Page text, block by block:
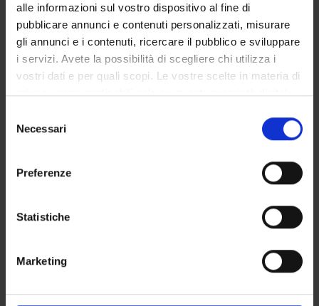
alle informazioni sul vostro dispositivo al fine di
pubblicare annunci e contenuti personalizzati, misurare
gli annunci e i contenuti, ricercare il pubblico e sviluppare
i servizi. Avete la possibilità di scegliere chi utilizza i
vostri dati e per quali scopi. Le vostre scelte in materia di
privacy sono applicabili solo su questa proprietà digitale
modificare o revocare il proprio consenso in qualsiasi
momento dalla Dichiarazione sui cookie o facendo clic
raccogliere informazioni sulla tua posizione
geografica, con un'approssimazione di qualche
Identificare il tuo dispositivo, scansionandolo
delNecessari
Preferenze
Statistiche
Marketing
Sede: Verona
CORSO DISATTIVATO
Corso di aggiornamento professionale in